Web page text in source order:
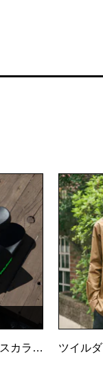
[WEB限定]エンボスカラーロゴ シャワーサンダル